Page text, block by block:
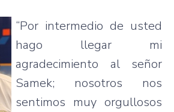
“Por intermedio de usted
hago llegar mi
agradecimiento al señor
Samek; nosotros nos
sentimos muy orgullosos